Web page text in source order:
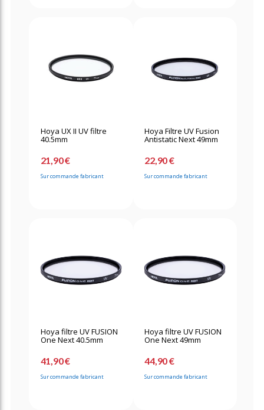
Hoya UX II UV filtre
40.5mm
21,90 €
Sur commande fabricant
Hoya Filtre UV Fusion
Antistatic Next 49mm
22,90 €
Sur commande fabricant
Hoya filtre UV FUSION
One Next 40.5mm
41,90 €
Sur commande fabricant
Hoya filtre UV FUSION
One Next 49mm
44,90 €
Sur commande fabricant